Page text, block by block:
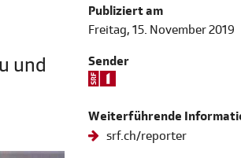
und
Publiziert am
Freitag, 15. November 2019
Sender
Weiterführende
srf.ch/reporter